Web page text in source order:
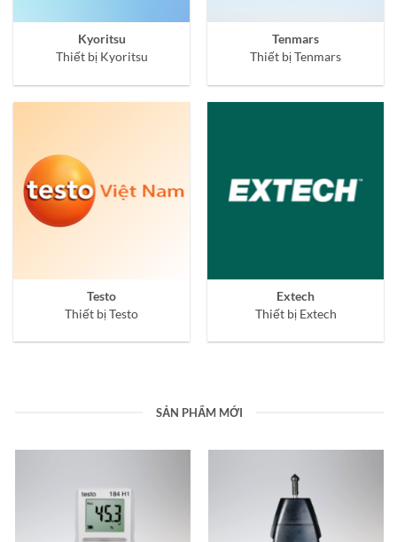
Kyoritsu
Thiết bị Kyoritsu
Tenmars
Thiết bị Tenmars
Testo
Thiết bị Testo
Extech
Thiết bị Extech
SẢN PHẨM MỚI